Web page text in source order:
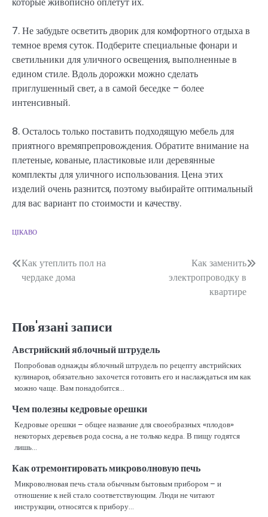
7. Не забудьте осветить дворик для комфортного отдыха в
темное время суток. Подберите специальные фонари и
светильники для уличного освещения, выполненные в
едином стиле. Вдоль дорожки можно сделать
приглушенный свет, а в самой беседке – более
интенсивный.
8. Осталось только поставить подходящую мебель для
приятного времяпрепровождения. Обратите внимание на
плетеные, кованые, пластиковые или деревянные
комплекты для уличного использования. Цена этих
изделий очень разнится, поэтому выбирайте оптимальный
для вас вариант по стоимости и качеству.
ЦІКАВО
Навігація
записів
Как утеплить пол на
чердаке дома
Как заменить
электропроводку в
квартире
Пов'язані записи
Австрийский яблочный штрудель
Попробовав однажды яблочный штрудель по рецепту австрийских
кулинаров, обязательно захочется готовить его и наслаждаться им как
можно чаще. Вам понадобится…
Чем полезны кедровые орешки
Кедровые орешки – общее название для своеобразных «плодов»
некоторых деревьев рода сосна, а не только кедра. В пищу годятся
лишь…
Как отремонтировать микроволновую печь
Микроволновая печь стала обычным бытовым прибором – и
отношение к ней стало соответствующим. Люди не читают
инструкции, относятся к прибору…